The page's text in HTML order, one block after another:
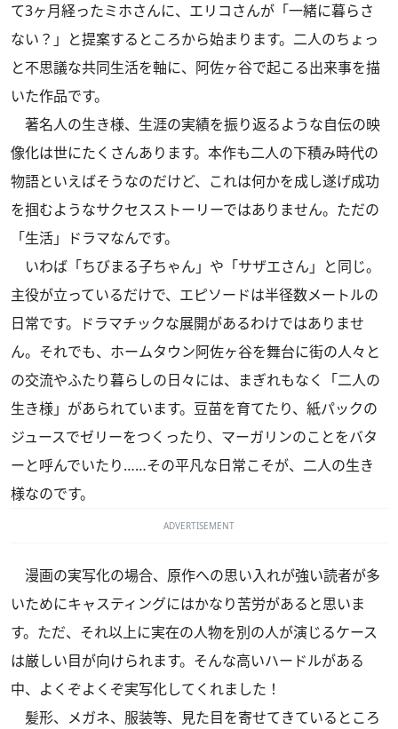
て3ヶ月経ったミホさんに、エリコさんが「一緒に暮らさ
ない？」と提案するところから始まります。二人のちょっ
と不思議な共同生活を軸に、阿佐ヶ谷で起こる出来事を描
いた作品です。
著名人の生き様、生涯の実績を振り返るような自伝の映
像化は世にたくさんあります。本作も二人の下積み時代の
物語といえばそうなのだけど、これは何かを成し遂げ成功
を掴むようなサクセスストーリーではありません。ただの
「生活」ドラマなんです。
いわば「ちびまる子ちゃん」や「サザエさん」と同じ。
主役が立っているだけで、エピソードは半径数メートルの
日常です。ドラマチックな展開があるわけではありませ
ん。それでも、ホームタウン阿佐ヶ谷を舞台に街の人々と
の交流やふたり暮らしの日々には、まぎれもなく「二人の
生き様」があられています。豆苗を育てたり、紙パックの
ジュースでゼリーをつくったり、マーガリンのことをバタ
ーと呼んでいたり……その平凡な日常こそが、二人の生き
様なのです。
ADVERTISEMENT
漫画の実写化の場合、原作への思い入れが強い読者が多
いためにキャスティングにはかなり苦労があると思いま
す。ただ、それ以上に実在の人物を別の人が演じるケース
は厳しい目が向けられます。そんな高いハードルがある
中、よくぞよくぞ実写化してくれました！
髪形、メガネ、服装等、見た目を寄せてきているところ